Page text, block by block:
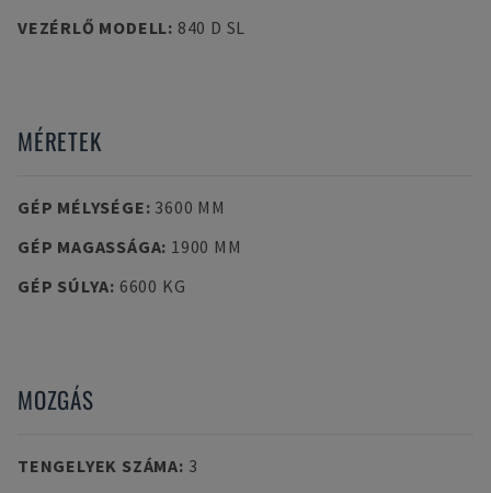
VEZÉRLŐ MODELL: 840 D SL
MÉRETEK
GÉP MÉLYSÉGE: 3600 MM
GÉP MAGASSÁGA: 1900 MM
GÉP SÚLYA: 6600 KG
MOZGÁS
TENGELYEK SZÁMA: 3